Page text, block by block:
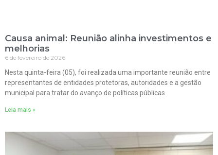
Causa animal: Reunião alinha investimentos e
melhorias
6 de fevereiro de 2026
Nesta quinta-feira (05), foi realizada uma importante reunião entre
representantes de entidades protetoras, autoridades e a gestão
municipal para tratar do avanço de políticas públicas
Leia mais »